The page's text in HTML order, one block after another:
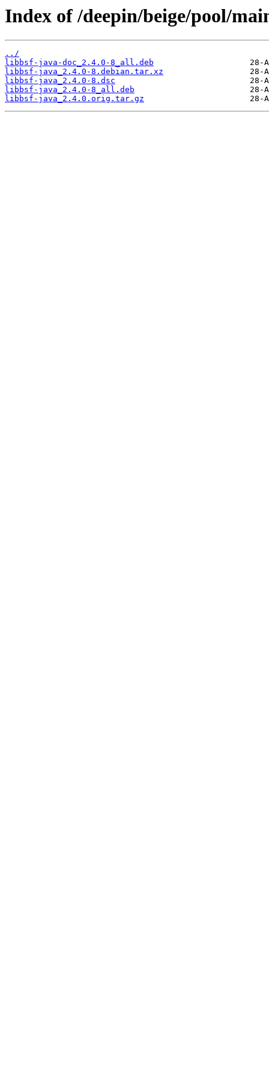
Index of /deepin/beige/pool/
../
libbsf-java-doc_2.4.0-8_all.deb
libbsf-java_2.4.0-8.debian.tar.xz
libbsf-java_2.4.0-8.dsc
libbsf-java_2.4.0-8_all.deb
libbsf-java_2.4.0.orig.tar.gz